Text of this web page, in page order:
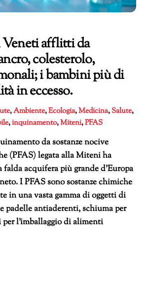
Veneti afflitti da
colesterolo,
i bambini più di
in eccesso.
,Ambiente,Ecologia,Medicina,Salute,
,inquinamento,Miteni,PFAS
da sostanze nocive
(PFAS) legata alla Miteni ha
acquifera più grande d’Europa
I PFAS sono sostanze chimiche
in una vasta gamma di oggetti di
padelle antiaderenti, schiuma per
l’imballaggio di alimenti